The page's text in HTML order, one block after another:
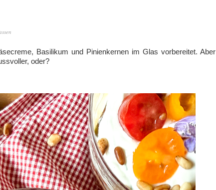
Basilikum und Pinienkernen im Glas vorbereitet. Aber
oder?